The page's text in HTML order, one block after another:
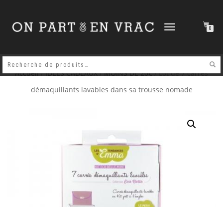
DÉPLIER
0
Accueil/IDEES CADEAUX/MOINS DE 20€/ Lot de 7 carrés
démaquillants lavables dans sa trousse nomade